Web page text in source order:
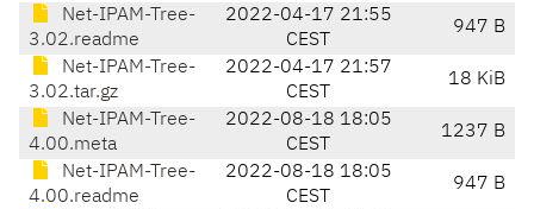
Net-IPAM-Tree-
3.02.readme
2022-04-17 21:55
CEST
947 B
Net-IPAM-Tree-
3.02.tar.gz
2022-04-17 21:57
CEST
18 KiB
Net-IPAM-Tree-
4.00.meta
2022-08-18 18:05
CEST
1237 B
Net-IPAM-Tree-
4.00.readme
2022-08-18 18:05
CEST
947 B